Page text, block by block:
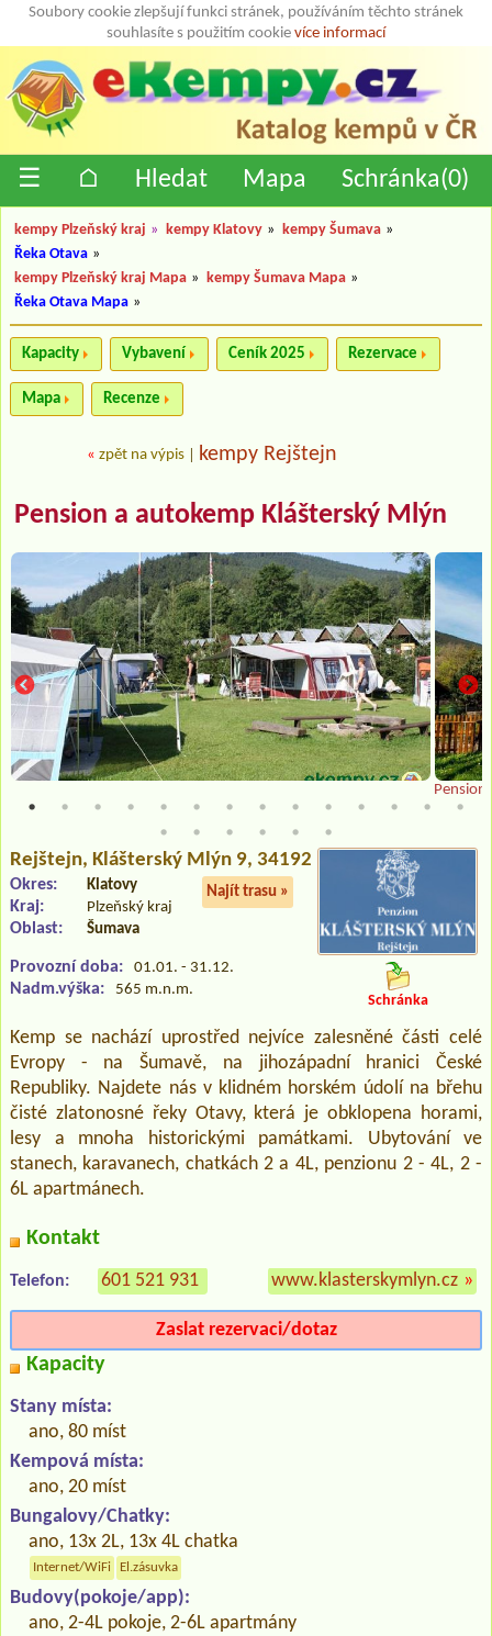
Soubory cookie zlepšují funkci stránek, používáním těchto stránek
souhlasíte s použitím cookie více informací
☰ ⌂ Hledat Mapa Schránka(0)
kempy Plzeňský kraj » kempy Klatovy » kempy Šumava »
Řeka Otava »
kempy Plzeňský kraj Mapa » kempy Šumava Mapa »
Řeka Otava Mapa »
Kapacity Vybavení Ceník 2025 Rezervace
Mapa Recenze
« zpět na výpis kempy Rejštejn
Pension a autokemp Klášterský Mlýn
Pension
Rejštejn, Klášterský Mlýn 9, 34192
Najít trasu »
Okres: Klatovy
Kraj: Plzeňský kraj
Oblast: Šumava
Provozní doba: 01.01. - 31.12.
Nadm.výška: 565 m.n.m.
Schránka
Kemp se nachází uprostřed nejvíce zalesněné části celé
Evropy - na Šumavě, na jihozápadní hranici České
Republiky. Najdete nás v klidném horském údolí na břehu
čisté zlatonosné řeky Otavy, která je obklopena horami,
lesy a mnoha historickými památkami. Ubytování ve
stanech, karavanech, chatkách 2 a 4L, penzionu 2 - 4L, 2 -
6L apartmánech.
Kontakt
Telefon: 601 521 931 www.klasterskymlyn.cz »
Zaslat rezervaci/dotaz
Kapacity
Stany místa:
ano, 80 míst
Kempová místa:
ano, 20 míst
Bungalovy/Chatky:
ano, 13x 2L, 13x 4L chatka
Internet/WiFi El.zásuvka
Budovy(pokoje/app):
ano, 2-4L pokoje, 2-6L apartmány